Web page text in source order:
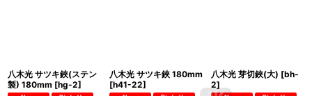
八木光 サツキ鋏(ステン
製) 180mm [hg-2]
八木光 サツキ鋏 180mm
[h41-22]
八木光 芽切鋏(大) [bh-
2]